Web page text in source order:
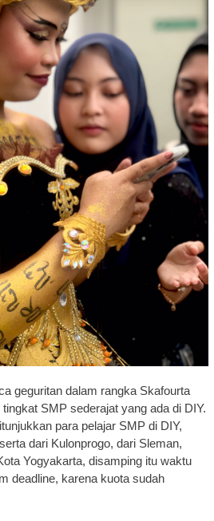
geguritan dalam rangka Skafourta
SMP sederajat yang ada di DIY.
para pelajar SMP di DIY,
dari Kulonprogo, dari Sleman,
Yogyakarta, disamping itu waktu
deadline, karena kuota sudah